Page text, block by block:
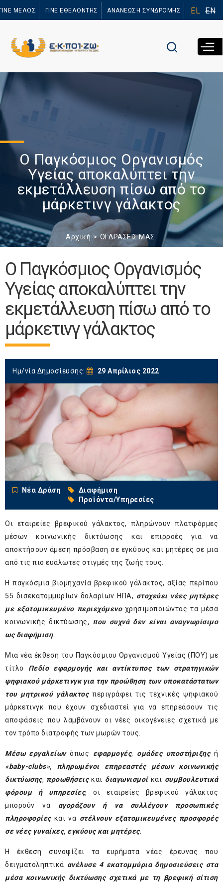
προς το
ΜΕΛΟΣ ΓΙΝΕ ΕΘΕΛΟΝΤΗΣ ΑΝΑΝΕΩΣΗ ΣΥΝΔΡΟΜΗΣ EL EN
O Παγκόσμιος Οργανισμός
Υγείας αποκαλύπτει την
εκμετάλλευση πίσω από το
μάρκετινγ γάλακτος
Αρχική ΟΙ ΔΡΑΣΕΙΣ ΜΑΣ
O Παγκόσμιος Οργανισμός
Υγείας αποκαλύπτει την
εκμετάλλευση πίσω από το
μάρκετινγ γάλακτος
Ημ/νία Δημοσίευσης: 29 Απρίλιος 2022
Νέα Δράση
Διαφήμιση
Προϊόντα/Υπηρεσίες
Οι εταιρείες βρεφικού γάλακτος, πληρώνουν πλατφόρμες
μέσων κοινωνικής δικτύωσης και επιρροές για να
αποκτήσουν άμεση πρόσβαση σε εγκύους και μητέρες σε μια
από τις πιο ευάλωτες στιγμές της ζωής τους.
Η παγκόσμια βιομηχανία βρεφικού γάλακτος, αξίας περίπου
55 δισεκατομμυρίων δολαρίων ΗΠΑ, στοχεύει νέες μητέρες
με εξατομικευμένο περιεχόμενοχρησιμοποιώντας τα μέσα
κοινωνικής δικτύωσης, που συχνά δεν είναι αναγνωρίσιμο
ως διαφήμιση.
Μια νέα έκθεση του Παγκόσμιου Οργανισμού Υγείας (ΠΟΥ) με
τίτλο Πεδίο εφαρμογής και αντίκτυπος των στρατηγικών
ψηφιακού μάρκετινγκ για την προώθηση των υποκατάστατων
του μητρικού γάλακτοςπεριγράφει τις τεχνικές ψηφιακού
μάρκετινγκ που έχουν σχεδιαστεί για να επηρεάσουν τις
αποφάσεις που λαμβάνουν οι νέες οικογένειες σχετικά με
τον τρόπο διατροφής των μωρών τους.
Μέσω εργαλείωνόπως εφαρμογές, ομάδες υποστήριξηςή
«baby-clubs»,
πληρωμένοι επηρεαστές μέσων κοινωνικής
δικτύωσης, προωθήσειςκαι διαγωνισμοίκαι συμβουλευτικά
φόρουμ ή υπηρεσίες, οι εταιρείες βρεφικού γάλακτος
μπορούν να αγοράζουν ή να συλλέγουν προσωπικές
πληροφορίεςκαι να στέλνουν εξατομικευμένες προσφορές
σε νέες γυναίκες, εγκύους και μητέρες.
Η έκθεση συνοψίζει τα ευρήματα νέας έρευνας που
δειγματοληπτικά ανέλυσε 4 εκατομμύρια δημοσιεύσεις στα
μέσα κοινωνικής δικτύωσης σχετικά με τη βρεφική σίτιση